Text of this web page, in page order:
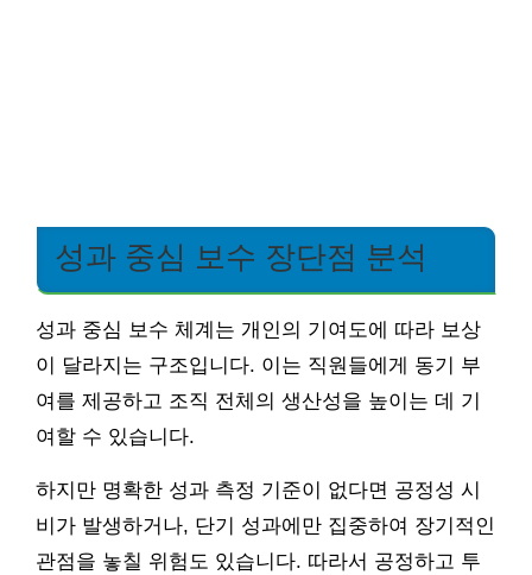
성과 중심 보수 장단점 분석
성과 중심 보수 체계는 개인의 기여도에 따라 보상
이 달라지는 구조입니다. 이는 직원들에게 동기 부
여를 제공하고 조직 전체의 생산성을 높이는 데 기
여할 수 있습니다.
하지만 명확한 성과 측정 기준이 없다면 공정성 시
비가 발생하거나, 단기 성과에만 집중하여 장기적인
관점을 놓칠 위험도 있습니다. 따라서 공정하고 투